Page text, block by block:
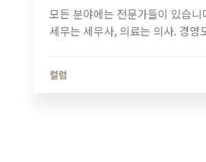
모든 분야에는 전문가들이 있습
세무는 세무사, 의료는 의사. 경영
지 모호한 감이 있네요. 그래서 정
컬럼